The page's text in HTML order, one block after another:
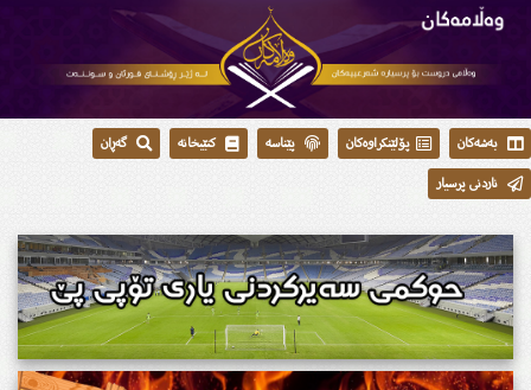
بەشەکان پۆلێنکراوەکان پێناسە کتێبخانە
گەڕان
ناردنی پرسیار